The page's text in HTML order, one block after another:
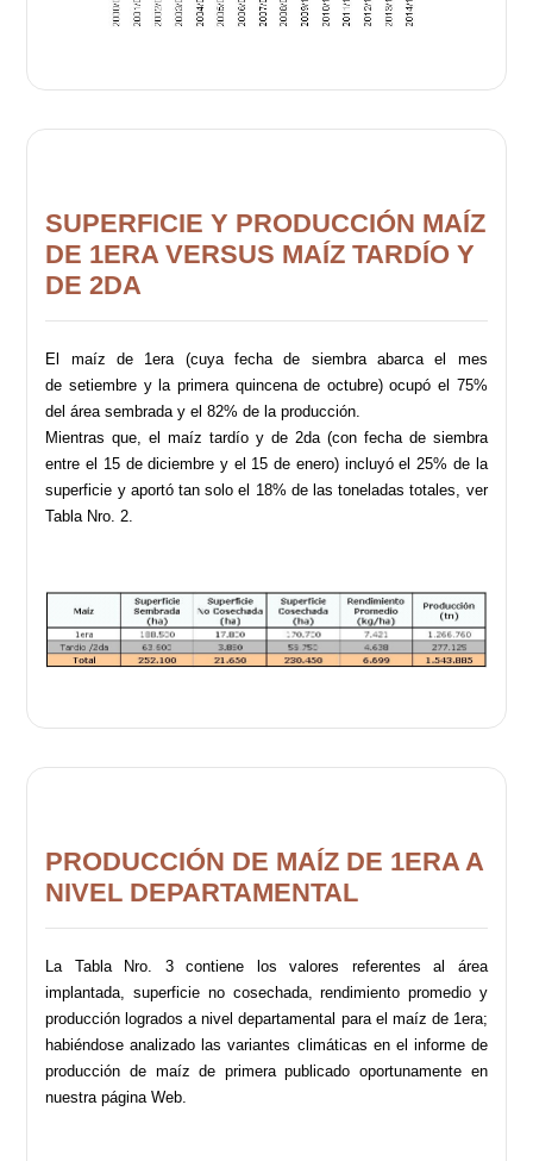
SUPERFICIE Y PRODUCCIÓN MAÍZ
DE 1ERA VERSUS MAÍZ TARDÍO Y
DE 2DA
El maíz de 1era (cuya fecha de siembra abarca el mes
de setiembre y la primera quincena de octubre) ocupó el 75%
del área sembrada y el 82% de la producción.
Mientras que, el maíz tardío y de 2da (con fecha de siembra
entre el 15 de diciembre y el 15 de enero) incluyó el 25% de la
superficie y aportó tan solo el 18% de las toneladas totales, ver
Tabla Nro. 2.
PRODUCCIÓN DE MAÍZ DE 1ERA A
NIVEL DEPARTAMENTAL
La Tabla Nro. 3 contiene los valores referentes al área
implantada, superficie no cosechada, rendimiento promedio y
producción logrados a nivel departamental para el maíz de 1era;
habiéndose analizado las variantes climáticas en el informe de
producción de maíz de primera publicado oportunamente en
nuestra página Web.